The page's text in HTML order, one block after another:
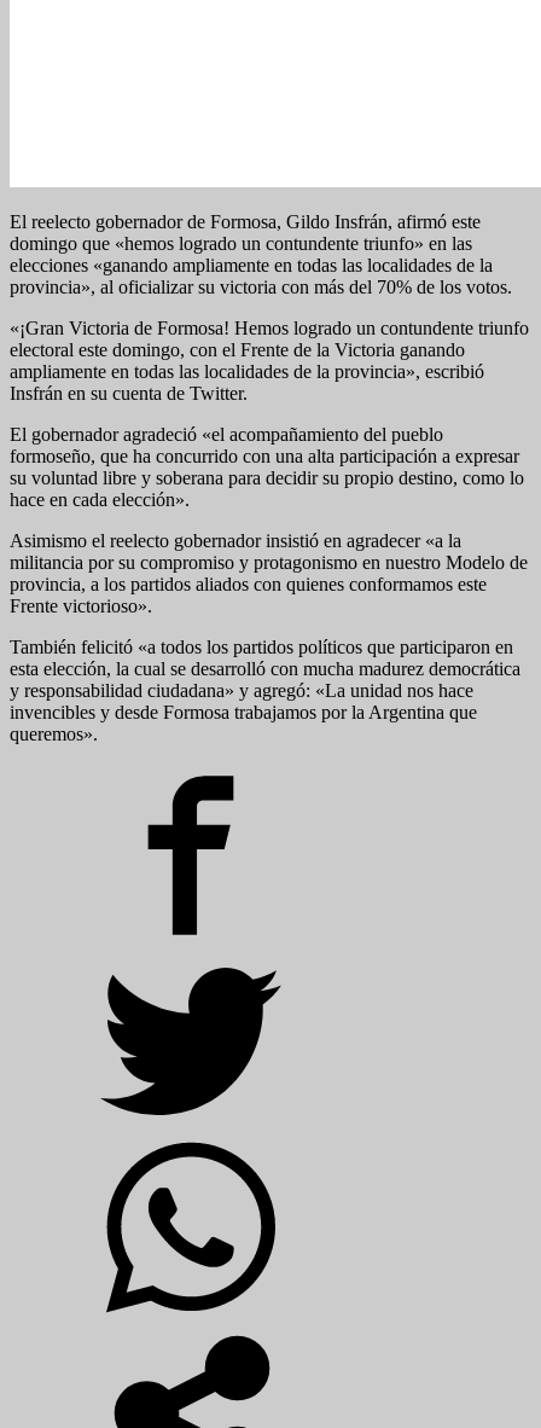
El reelecto gobernador de Formosa, Gildo Insfrán, afirmó este
domingo que «hemos logrado un contundente triunfo» en las
elecciones «ganando ampliamente en todas las localidades de la
provincia», al oficializar su victoria con más del 70% de los votos.
«¡Gran Victoria de Formosa! Hemos logrado un contundente triunfo
electoral este domingo, con el Frente de la Victoria ganando
ampliamente en todas las localidades de la provincia», escribió
Insfrán en su cuenta de Twitter.
El gobernador agradeció «el acompañamiento del pueblo
formoseño, que ha concurrido con una alta participación a expresar
su voluntad libre y soberana para decidir su propio destino, como lo
hace en cada elección».
Asimismo el reelecto gobernador insistió en agradecer «a la
militancia por su compromiso y protagonismo en nuestro Modelo de
provincia, a los partidos aliados con quienes conformamos este
Frente victorioso».
También felicitó «a todos los partidos políticos que participaron en
esta elección, la cual se desarrolló con mucha madurez democrática
y responsabilidad ciudadana» y agregó: «La unidad nos hace
invencibles y desde Formosa trabajamos por la Argentina que
queremos».